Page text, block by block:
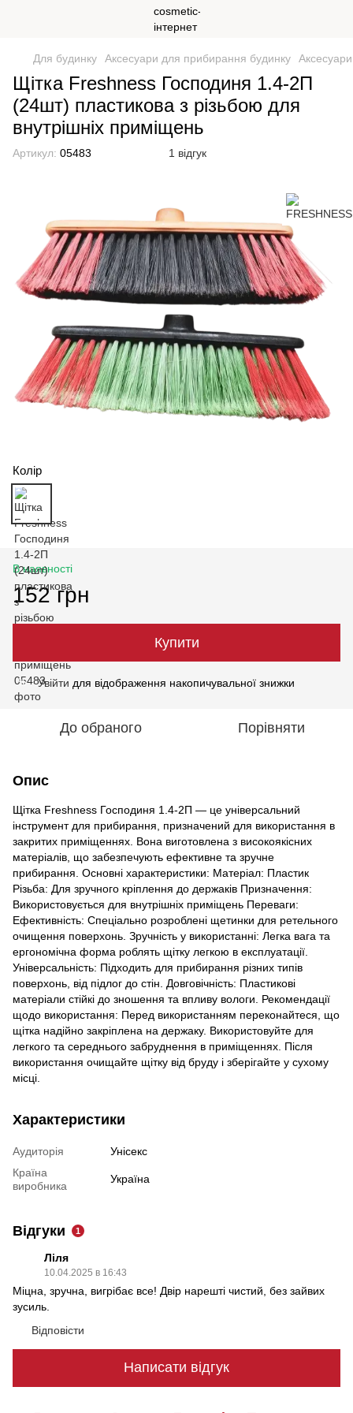
Для будинку Аксесуари для прибирання будинку
Щітка Freshness Господиня 1.4-2П
(24шт) пластикова з різьбою для
внутрішніх приміщень
Артикул: 05483 1 відгук
Колір
В наявності
152 грн
Купити
% Увійти для відображення накопичувальної знижки
До обраного Порівняти
Опис
Щітка Freshness Господиня 1.4-2П — це універсальний
інструмент для прибирання, призначений для використання в
закритих приміщеннях. Вона виготовлена з високоякісних
матеріалів, що забезпечують ефективне та зручне
прибирання. Основні характеристики: Матеріал: Пластик
Різьба: Для зручного кріплення до держаків Призначення:
Використовується для внутрішніх приміщень Переваги:
Ефективність: Спеціально розроблені щетинки для ретельного
очищення поверхонь. Зручність у використанні: Легка вага та
ергономічна форма роблять щітку легкою в експлуатації.
Універсальність: Підходить для прибирання різних типів
поверхонь, від підлог до стін. Довговічність: Пластикові
матеріали стійкі до зношення та впливу вологи. Рекомендації
щодо використання: Перед використанням переконайтеся, що
щітка надійно закріплена на держаку. Використовуйте для
легкого та середнього забруднення в приміщеннях. Після
використання очищайте щітку від бруду і зберігайте у сухому
місці.
Характеристики
Аудиторія
Унісекс
Країна
виробника
Україна
Відгуки 1
Ліля
10.04.2025 в 16:43
Міцна, зручна, вигрібає все! Двір нарешті чистий, без зайвих
зусиль.
Відповісти
Написати відгук